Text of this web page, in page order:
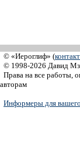
© «Иероглиф» (
© 1998-2026 Давид
Права на все работы,
авторам
Информеры для